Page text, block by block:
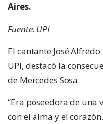
Aires.
Fuente: UPI
El cantante José
UPI, destacó la
de Mercedes Sosa.
“Era poseedora de una
con el alma y el